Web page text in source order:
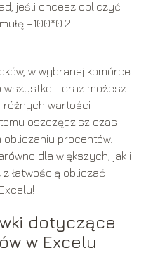
jeśli chcesz obliczyć
=100*0.2
w wybranej komórce
wszystko! Teraz możesz
różnych wartości
oszczędzisz czas i
obliczaniu procentów.
dla większych, jak i
łatwością obliczać
dotyczące
w Excelu